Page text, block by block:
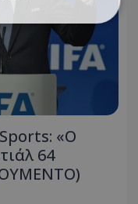
«O
64